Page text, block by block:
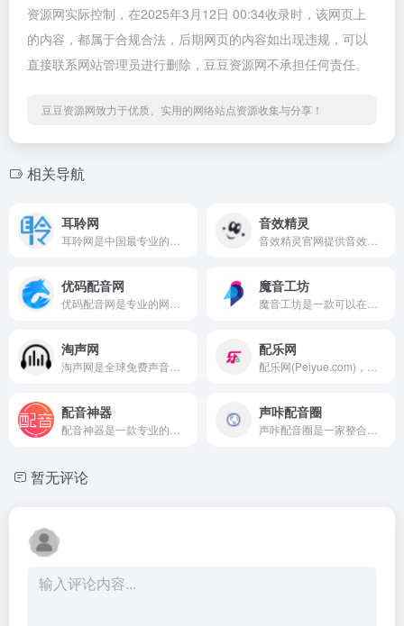
资源网实际控制，在2025年3月12日 00:34收录时，该网页上
的内容，都属于合规合法，后期网页的内容如出现违规，可以
直接联系网站管理员进行删除，豆豆资源网不承担任何责任。
豆豆资源网致力于优质、实用的网络站点资源收集与分享！
相关导航
耳聆网 音效精灵
优码配音网 魔音工坊
淘声网 配乐网
配音神器 声咔配音圈
暂无评论